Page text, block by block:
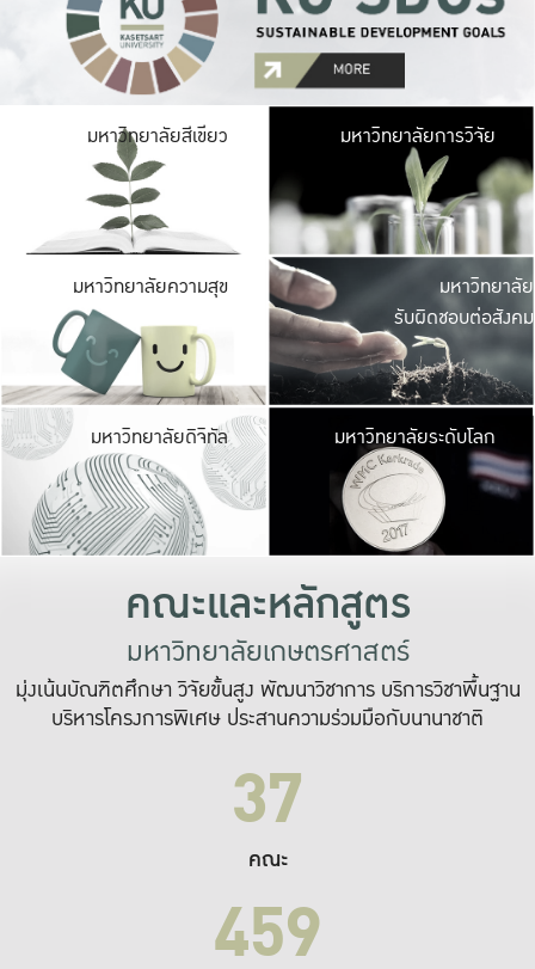
มหาวิทยาลัยสีเขียว มหาวิ
มีพื้นที่เขียวสดใส
เป็นป่าในเมือง เกษต
มหาวิทยาลัยการวิจัย
มหาวิทยาลัยความสุข มหาวิ
ค
เปิดประ
และพบเรื่องราวใ
มหาวิทยาลัย
รับผิดชอบต่อสังคม
มหาวิทยาลัยดิจิทัล มหาวิ
เปลี่ยนแปลง แล
เพื่อทำง
ระบบสารสนเทศ
มหาวิทยาลัยระดับโลก
คณะและหลักสูตร
มหาวิทยาลัยเกษตรศาสตร์
มุ่งเน้นบัณฑิตศึกษา วิจัยขั้นสูง พัฒนาวิชาการ บริการวิชาพื้นฐาน
บริหารโครงการพิเศษ ประสานความร่วมมือกับนานาชาติ
37
คณะ
459